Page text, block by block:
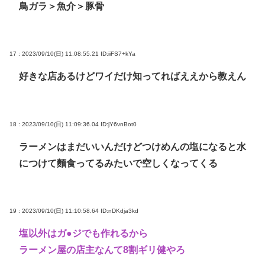
鳥ガラ＞魚介＞豚骨
17 : 2023/09/10(日) 11:08:55.21 ID:iiFS7+kYa
好きな店あるけどワイだけ知ってればええから教えん
18 : 2023/09/10(日) 11:09:36.04 ID:jY6vnBot0
ラーメンはまだいいんだけどつけめんの塩になると水
につけて麵食ってるみたいで空しくなってくる
19 : 2023/09/10(日) 11:10:58.64 ID:nDKdja3kd
塩以外はガ●ジでも作れるから
ラーメン屋の店主なんて8割ギリ健やろ